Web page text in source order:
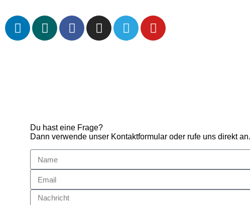
Du hast eine Frage?
Dann verwende unser Kontaktformular oder rufe uns direkt